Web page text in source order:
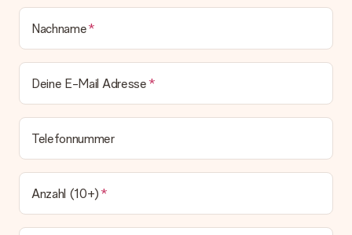
Nachname
Deine E-Mail Adresse
Telefonnummer
Anzahl (10+)